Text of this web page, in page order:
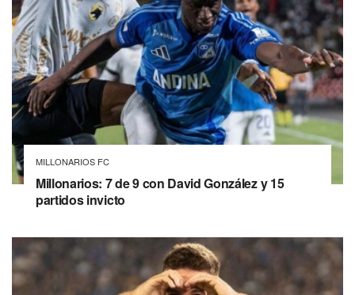
MILLONARIOS FC
Millonarios: 7 de 9 con David González y 15
partidos invicto